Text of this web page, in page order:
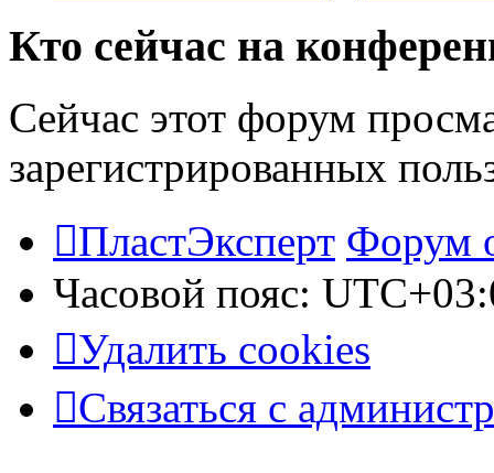
Кто сейчас на
Сейчас этот форум
зарегистрированных
ПластЭксперт Форум
Часовой пояс:
Удалить cookies
Связаться с